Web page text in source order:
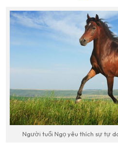
Người tuổi Ngọ yêu thích sự tự